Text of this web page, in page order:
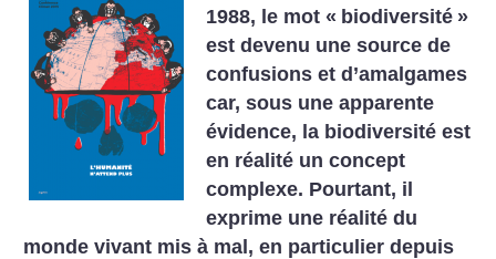
1988, le mot « biodiversité »
est devenu une source de
confusions et d’amalgames
car, sous une apparente
évidence, la biodiversité est
en réalité un concept
complexe. Pourtant, il
exprime une réalité du
monde vivant mis à mal, en particulier depuis